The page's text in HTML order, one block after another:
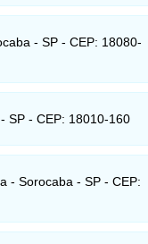
- SP - CEP: 18080-
SP - CEP: 18010-160
- Sorocaba - SP - CEP: